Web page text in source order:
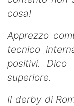
cosa!
Apprezzo
tecnico
positivi.
superiore.
Il derby di